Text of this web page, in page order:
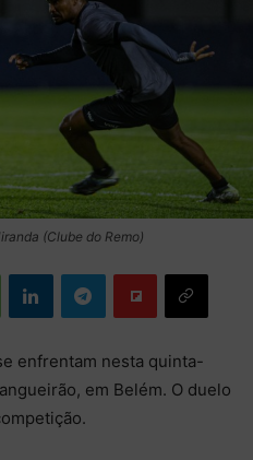
(Clube do Remo)
enfrentam nesta quinta-
em Belém. O duelo